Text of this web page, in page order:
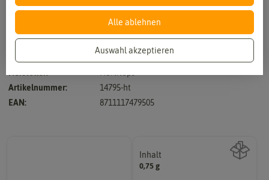
Vergrößern durch berühren
Artikelnummer:
14795-ht
EAN:
8711117479505
Inhalt
0,75 g
Alle ablehnen
Auswahl akzeptieren